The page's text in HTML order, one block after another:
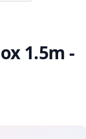
1.5m -